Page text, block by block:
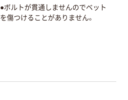
●ボルトが貫通しませんのでベット
を傷つけることがありません。